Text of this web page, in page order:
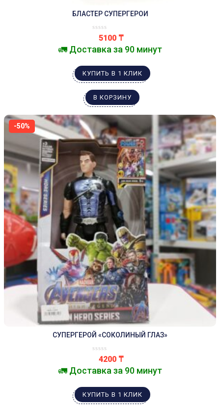
БЛАСТЕР СУПЕРГЕРОИ
5100 ₸
🚛 Доставка за 90 минут
КУПИТЬ В 1 КЛИК
В КОРЗИНУ
-50%
СУПЕРГЕРОЙ «СОКОЛИНЫЙ ГЛАЗ»
4200 ₸
🚛 Доставка за 90 минут
КУПИТЬ В 1 КЛИК